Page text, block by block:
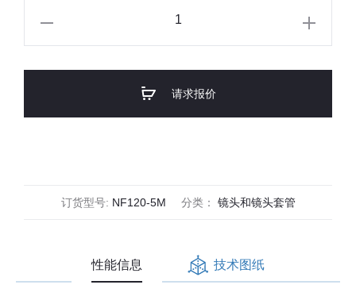
请求报价
订货型号: NF120-5M 分类： 镜头和镜头套管
性能信息 技术图纸